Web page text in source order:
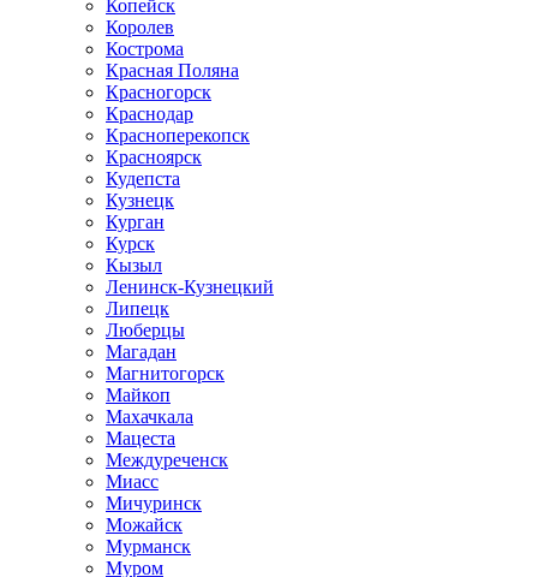
Копейск
Королев
Кострома
Красная Поляна
Красногорск
Краснодар
Красноперекопск
Красноярск
Кудепста
Кузнецк
Курган
Курск
Кызыл
Ленинск-Кузнецкий
Липецк
Люберцы
Магадан
Магнитогорск
Майкоп
Махачкала
Мацеста
Междуреченск
Миасс
Мичуринск
Можайск
Мурманск
Муром